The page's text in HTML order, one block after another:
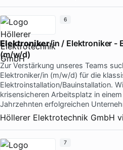
Elektroniker/in / Elektroniker -
(m/w/d)
Zur Verstärkung unseres Teams
Elektroniker/in (m/w/d) für die
Elektroinstallation/Bauinstallation.
krisensicheren Arbeitsplatz in
Jahrzehnten erfolgreichen
Höllerer Elektrotechnik GmbH
6
7